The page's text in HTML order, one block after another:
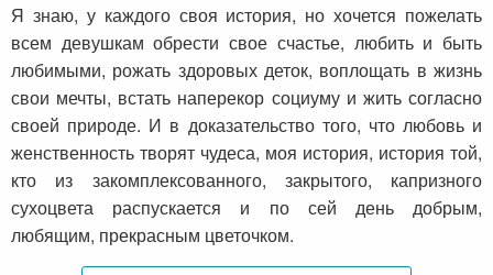
Я знаю, у каждого своя история, но хочется пожелать
всем девушкам обрести свое счастье, любить и быть
любимыми, рожать здоровых деток, воплощать в жизнь
свои мечты, встать наперекор социуму и жить согласно
своей природе. И в доказательство того, что любовь и
женственность творят чудеса, моя история, история той,
кто из закомплексованного, закрытого, капризного
сухоцвета распускается и по сей день добрым,
любящим, прекрасным цветочком.